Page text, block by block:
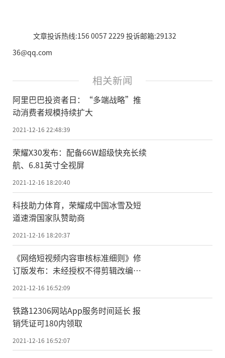
文章投诉热线:156 0057 2229 投诉邮箱:29132
36@qq.com
相关新闻
阿里巴巴投资者日：“多端战略”推
动消费者规模持续扩大
2021-12-16 22:48:39
荣耀X30发布：配备66W超级快充长续
航、6.81英寸全视屏
2021-12-16 18:20:40
科技助力体育，荣耀成中国冰雪及短
道速滑国家队赞助商
2021-12-16 18:20:37
《网络短视频内容审核标准细则》修
订版发布：未经授权不得剪辑改编影
2021-12-16 16:52:09
铁路12306网站App服务时间延长 报
销凭证可180内领取
2021-12-16 16:52:07